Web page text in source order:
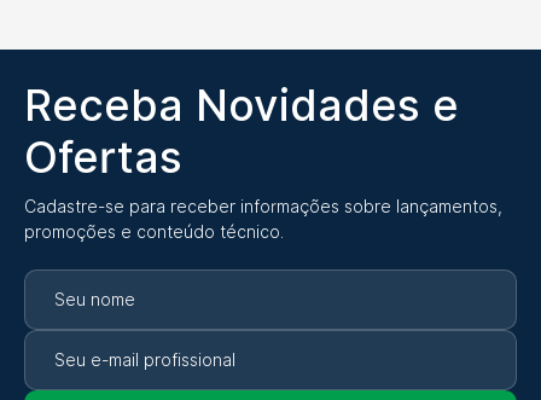
Receba Novidades e
Ofertas
Cadastre-se para receber informações sobre lançamentos,
promoções e conteúdo técnico.